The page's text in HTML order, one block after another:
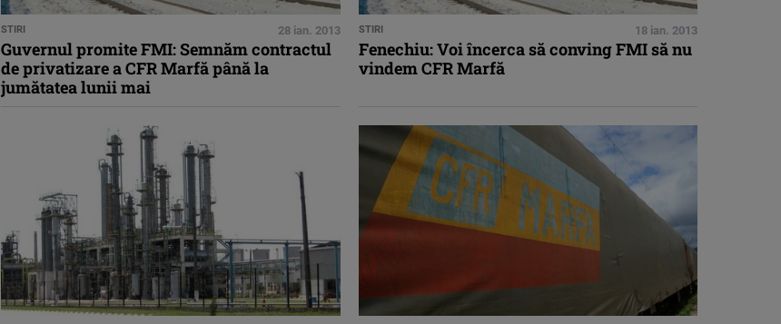
STIRI 28 ian. 2013
Guvernul promite FMI: Semnăm contractul
de privatizare a CFR Marfă până la
jumătatea lunii mai
STIRI 18 ian. 2013
Fenechiu: Voi încerca să conving FMI să nu
vindem CFR Marfă